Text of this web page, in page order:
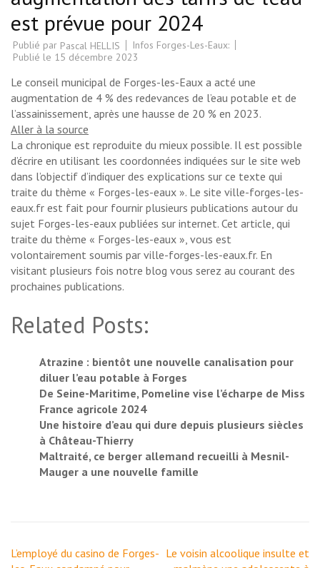
est prévue pour 2024
Publié par Pascal HELLIS
Infos Forges-Les-Eaux:
Publié le 15 décembre 2023
Le conseil municipal de Forges-les-Eaux a acté une
augmentation de 4 % des redevances de l’eau potable et de
l’assainissement, après une hausse de 20 % en 2023.
Aller à la source
La chronique est reproduite du mieux possible. Il est possible
d’écrire en utilisant les coordonnées indiquées sur le site web
dans l’objectif d’indiquer des explications sur ce texte qui
traite du thème « Forges-les-eaux ». Le site ville-forges-les-
eaux.fr est fait pour fournir plusieurs publications autour du
sujet Forges-les-eaux publiées sur internet. Cet article, qui
traite du thème « Forges-les-eaux », vous est
volontairement soumis par ville-forges-les-eaux.fr. En
visitant plusieurs fois notre blog vous serez au courant des
prochaines publications.
Related Posts:
Atrazine : bientôt une nouvelle canalisation pour
diluer l’eau potable à Forges
De Seine-Maritime, Pomeline vise l’écharpe de Miss
France agricole 2024
Une histoire d’eau qui dure depuis plusieurs siècles
à Château-Thierry
Maltraité, ce berger allemand recueilli à Mesnil-
Mauger a une nouvelle famille
Navigation
L’employé du casino de Forges- Le voisin alcoolique insulte et